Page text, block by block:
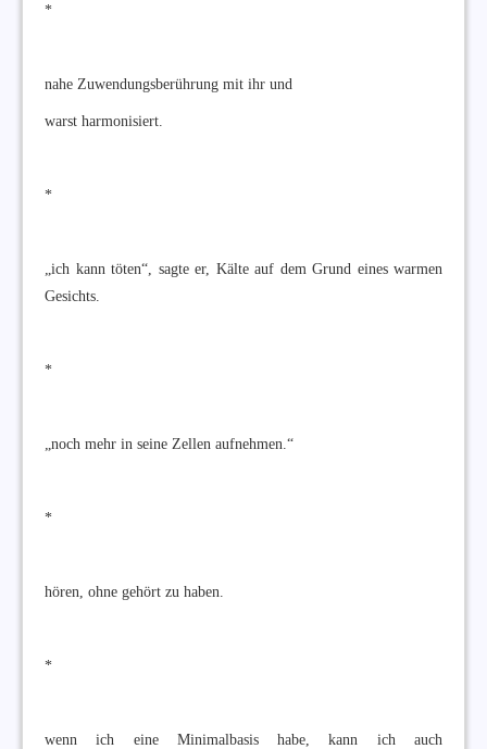
*
nahe Zuwendungsberührung mit ihr und
warst harmonisiert.
*
„ich kann töten“, sagte er, Kälte auf dem Grund eines warmen
Gesichts.
*
„noch mehr in seine Zellen aufnehmen.“
*
hören, ohne gehört zu haben.
*
wenn ich eine Minimalbasis habe, kann ich auch